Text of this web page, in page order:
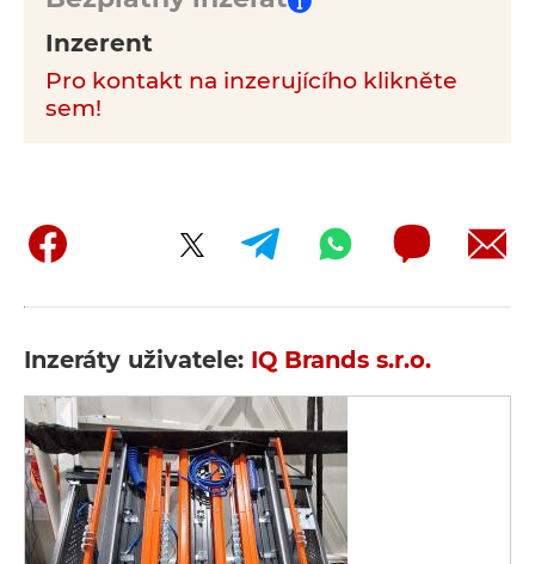
Inzerent
Pro kontakt na inzerujícího klikněte
sem!
Inzeráty uživatele: IQ Brands s.r.o.